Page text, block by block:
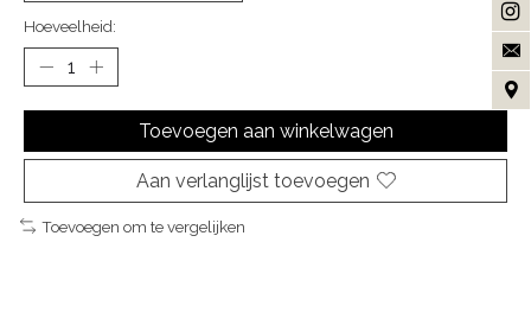
Hoeveelheid:
Toevoegen aan winkelwagen
Aan verlanglijst toevoegen
Toevoegen om te vergelijken